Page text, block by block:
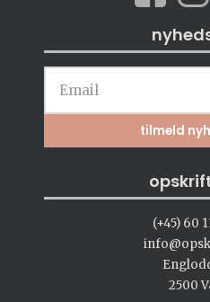
(+45) 60
2500